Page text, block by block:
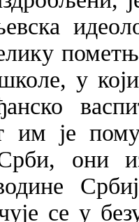
школе, у
им је
Срби, они
се у